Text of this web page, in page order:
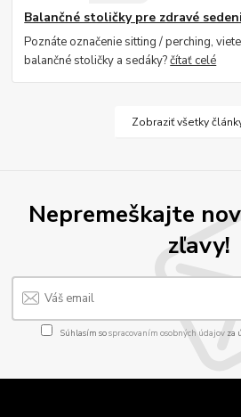
Balančné stoličky pre zdravé
Poznáte označenie sitting / perching,
balančné stoličky a sedáky?čítať celé
Zobraziť všetky
Nepremeškajte
zľavy!
Súhlasím sospracovaním osobných údajov za